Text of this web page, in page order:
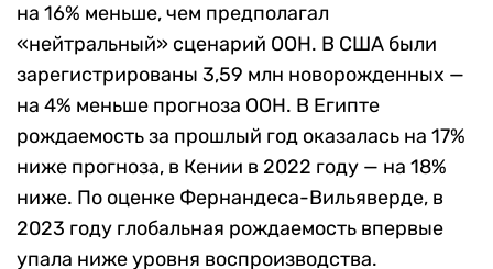
на 16% меньше, чем предполагал
«нейтральный» сценарий ООН. В США были
зарегистрированы 3,59 млн новорожденных —
на 4% меньше прогноза ООН. В Египте
рождаемость за прошлый год оказалась на 17%
ниже прогноза, в Кении в 2022 году — на 18%
ниже. По оценке Фернандеса-Вильяверде, в
2023 году глобальная рождаемость впервые
упала ниже уровня воспроизводства.